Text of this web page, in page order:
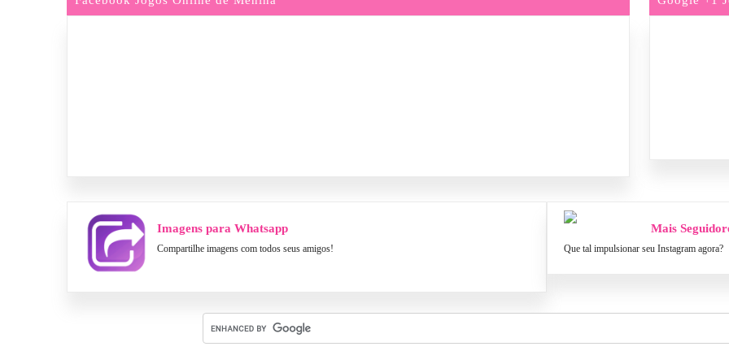
Imagens para Whatsapp
Compartilhe imagens com todos seus amigos!
Mais
Que tal impulsionar seu Instagram agora?